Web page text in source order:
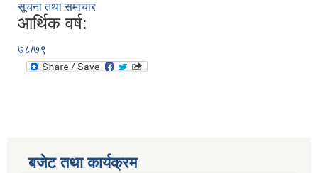
सूचना तथा समाचार
आर्थिक वर्ष:
७८/७९
बजेट तथा कार्यक्रम